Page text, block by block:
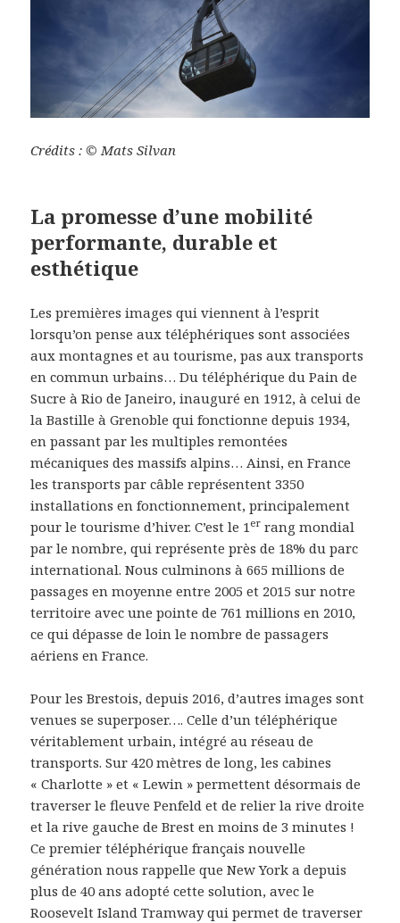
Crédits : © Mats Silvan
La promesse d’une mobilité
performante, durable et
esthétique
Les premières images qui viennent à l’esprit
lorsqu’on pense aux téléphériques sont associées
aux montagnes et au tourisme, pas aux transports
en commun urbains… Du téléphérique du Pain de
Sucre à Rio de Janeiro, inauguré en 1912, à celui de
la Bastille à Grenoble qui fonctionne depuis 1934,
en passant par les multiples remontées
mécaniques des massifs alpins… Ainsi, en France
les transports par câble représentent 3350
installations en fonctionnement, principalement
pour le tourisme d’hiver. C’est le 1er rang mondial
par le nombre, qui représente près de 18% du parc
international. Nous culminons à 665 millions de
passages en moyenne entre 2005 et 2015 sur notre
territoire avec une pointe de 761 millions en 2010,
ce qui dépasse de loin le nombre de passagers
aériens en France.
Pour les Brestois, depuis 2016, d’autres images sont
venues se superposer…. Celle d’un téléphérique
véritablement urbain, intégré au réseau de
transports. Sur 420 mètres de long, les cabines
« Charlotte » et « Lewin » permettent désormais de
traverser le fleuve Penfeld et de relier la rive droite
et la rive gauche de Brest en moins de 3 minutes !
Ce premier téléphérique français nouvelle
génération nous rappelle que New York a depuis
plus de 40 ans adopté cette solution, avec le
Roosevelt Island Tramway qui permet de traverser